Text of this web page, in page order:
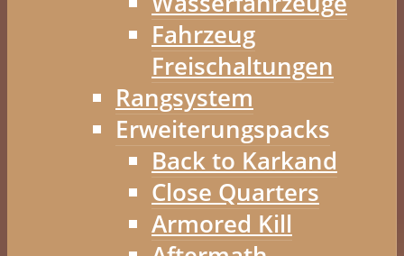
Fahrzeug
Freischaltungen
Rangsystem
Erweiterungspacks
Back to Karkand
Close Quarters
Armored Kill